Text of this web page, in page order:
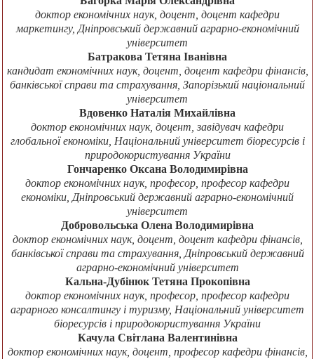
доктор економічних наук, доцент, доцент кафедри
маркетингу, Дніпровський державний аграрно-економічний
університет
Батракова Тетяна Іванівна
кандидат економічних наук, доцент, доцент кафедри фінансів,
банківської справи та страхування, Запорізький національний
університет
Вдовенко Наталія Михайлівна
доктор економічних наук, доцент, завідувач кафедри
глобальної економіки, Національний університет біоресурсів і
природокористування України
Гончаренко Оксана Володимирівна
доктор економічних наук, професор, професор кафедри
економіки, Дніпровський державний аграрно-економічний
університет
Добровольська Олена Володимирівна
доктор економічних наук, доцент, доцент кафедри фінансів,
банківської справи та страхування, Дніпровський державний
аграрно-економічний університет
Кальна-Дубінюк Тетяна Прокопівна
доктор економічних наук, професор, професор кафедри
аграрного консалтингу і туризму, Національний університет
біоресурсів і природокористування України
Качула Світлана Валентинівна
доктор економічних наук, доцент, професор кафедри фінансів,